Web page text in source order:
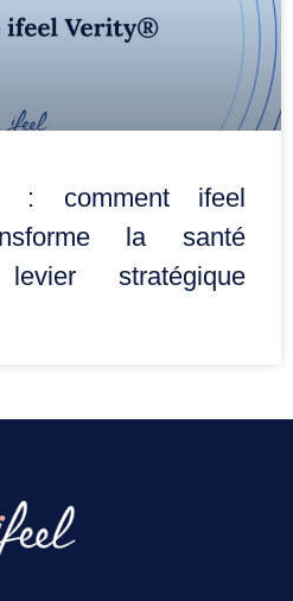
comment ifeel
la santé
stratégique